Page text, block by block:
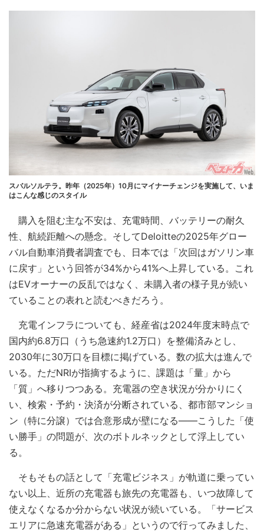
スバルソルテラ。昨年（2025年）10月にマイナーチェンジを実施して、いま
はこんな感じのスタイル
購入を阻む主な不安は、充電時間、バッテリーの耐久
性、航続距離への懸念。そしてDeloitteの2025年グロー
バル自動車消費者調査でも、日本では「次回はガソリン車
に戻す」という回答が34%から41%へ上昇している。これ
はEVオーナーの反乱ではなく、未購入者の様子見が続い
ていることの表れと読むべきだろう。
充電インフラについても、経産省は2024年度末時点で
国内約6.8万口（うち急速約1.2万口）を整備済みとし、
2030年に30万口を目標に掲げている。数の拡大は進んで
いる。ただNRIが指摘するように、課題は「量」から
「質」へ移りつつある。充電器の空き状況が分かりにく
い、検索・予約・決済が分断されている、都市部マンショ
ン（特に分譲）では合意形成が壁になる――こうした「使
い勝手」の問題が、次のボトルネックとして浮上してい
る。
そもそもの話として「充電ビジネス」が軌道に乗ってい
ない以上、近所の充電器も旅先の充電器も、いつ故障して
使えなくなるか分からない状況が続いている。「サービス
エリアに急速充電器がある」というので行ってみました、